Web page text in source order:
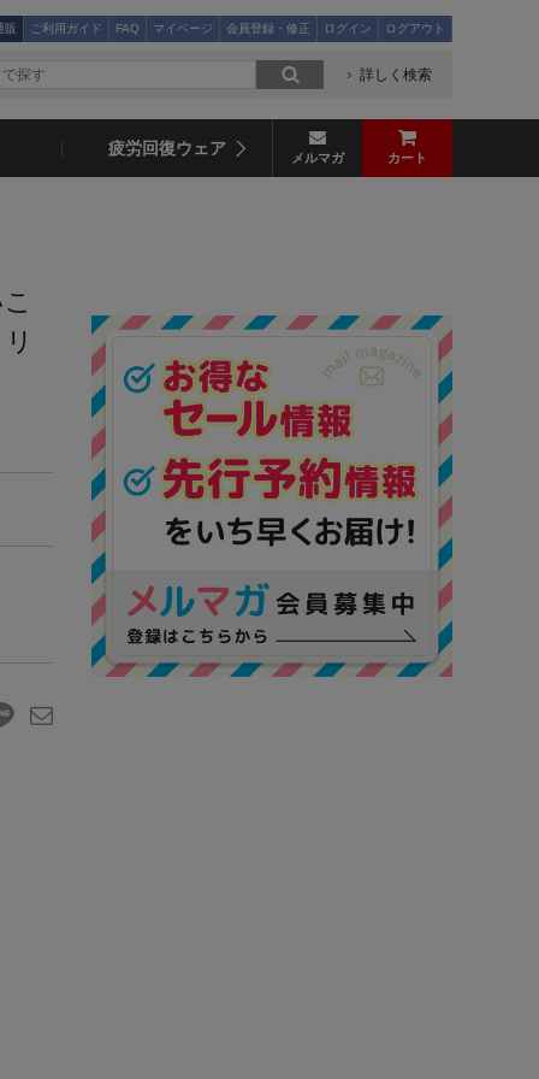
販 ご利用ガイド FAQ マイページ 会員登録・修正 ログイン ログアウト
詳しく検索
疲労回復ウェア メルマガ カート